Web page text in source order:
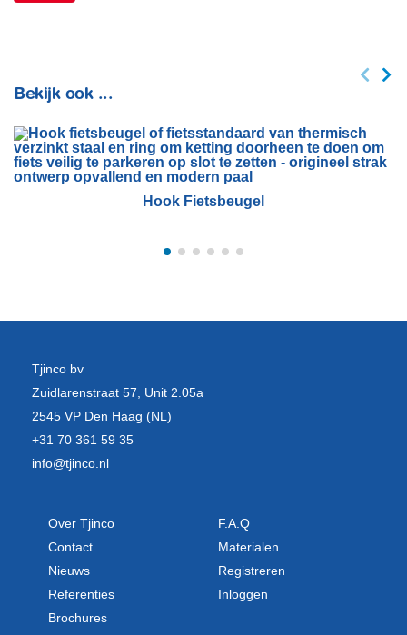
Bekijk ook ...
Hook Fietsbeugel
Tjinco bv
Zuidlarenstraat 57, Unit 2.05a
2545 VP Den Haag (NL)
+31 70 361 59 35
info@tjinco.nl
Over Tjinco
Contact
Nieuws
Referenties
Brochures
F.A.Q
Materialen
Registreren
Inloggen